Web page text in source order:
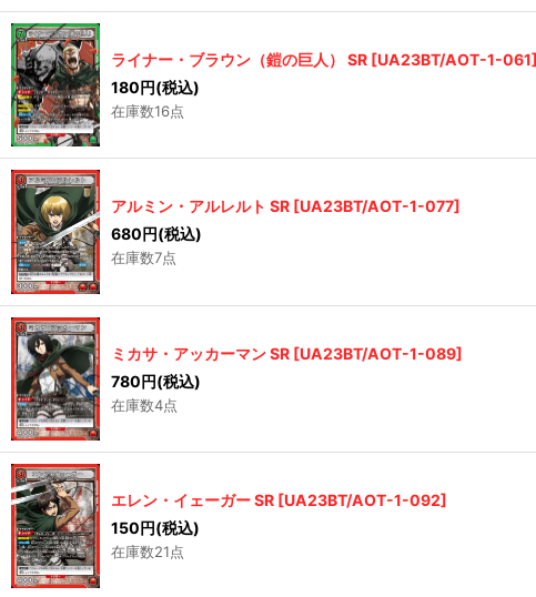
ライナー・ブラウン（鎧の巨人） SR [UA23BT/AOT-1-061]
180円(税込)
在庫数16点
アルミン・アルレルト SR [UA23BT/AOT-1-077]
680円(税込)
在庫数7点
ミカサ・アッカーマン SR [UA23BT/AOT-1-089]
780円(税込)
在庫数4点
エレン・イェーガー SR [UA23BT/AOT-1-092]
150円(税込)
在庫数21点